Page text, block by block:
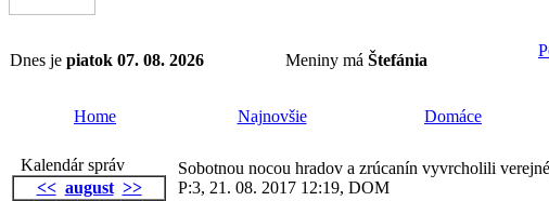
Dnes je piatok 07. 08. 2026 Meniny má Štefánia
Home Najnovšie Domáce
Kalendár správ
<< august >>
Sobotnou nocou hradov a zrúcanín vyvrcholili
P:3, 21. 08. 2017 12:19, DOM